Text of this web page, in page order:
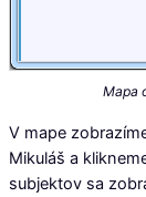
Mapa
V mape
Mikuláš a
subjektov sa